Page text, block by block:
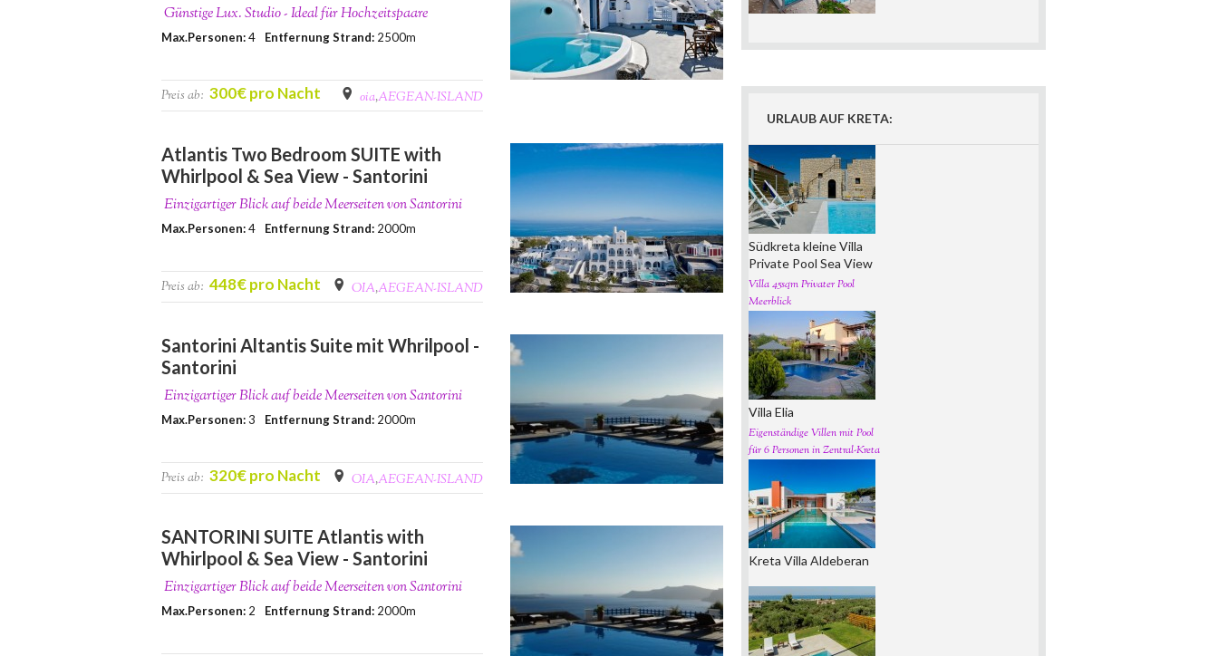
Günstige Lux. Studio - Ideal für Hochzeitspaare
Max.Personen:4 Entfernung Strand: 2500m
Preis ab: 300€ pro Nacht oia,AEGEAN-ISLAND
Atlantis Two Bedroom SUITE with
Whirlpool & Sea View - Santorini
Einzigartiger Blick auf beide Meerseiten von Santorini
Max.Personen:4 Entfernung Strand: 2000m
Preis ab: 448€ pro Nacht OIA,AEGEAN-ISLAND
Santorini Altantis Suite mit Whrilpool -
Santorini
Einzigartiger Blick auf beide Meerseiten von Santorini
Max.Personen:3 Entfernung Strand: 2000m
Preis ab: 320€ pro Nacht OIA,AEGEAN-ISLAND
SANTORINI SUITE Atlantis with
Whirlpool & Sea View - Santorini
Einzigartiger Blick auf beide Meerseiten von Santorini
Max.Personen: 2 Entfernung Strand: 2000m
URLAUB AUF KRETA:
Südkreta kleine Villa
Private Pool Sea View
Villa 45sqm Privater Pool
Meerblick
Villa Elia
Eigenständige Villen mit Pool
für 6 Personen in Zentral-Kreta
Kreta Villa Aldeberan